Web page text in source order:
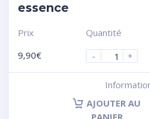
essence
Prix
9,90€
Quantité
-
+
AJOUTER AU
PANIER